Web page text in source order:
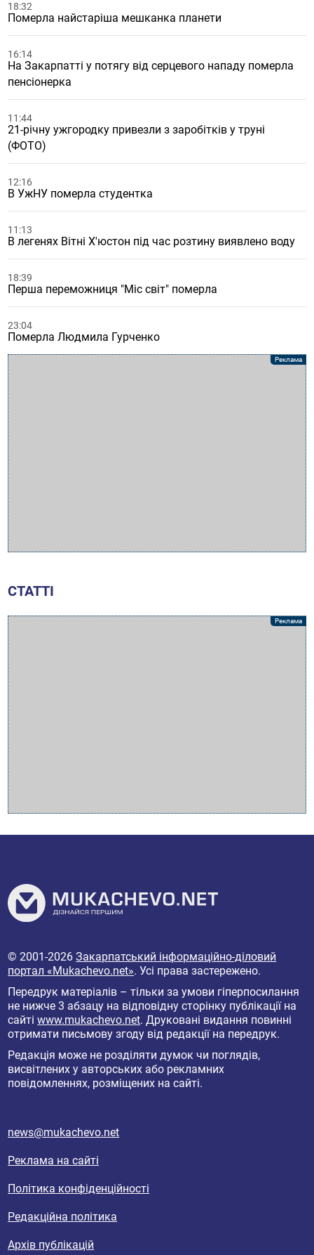
18:32
Померла найстаріша мешканка планети
16:14
На Закарпатті у потягу від серцевого нападу померла
пенсіонерка
11:44
21-річну ужгородку привезли з заробітків у труні
(ФОТО)
12:16
В УжНУ померла студентка
11:13
В легенях Вітні Х'юстон під час розтину виявлено воду
18:39
Перша переможниця "Міс світ" померла
23:04
Померла Людмила Гурченко
СТАТТІ
© 2001-2026Закарпатський інформаційно-діловий
портал «Mukachevo.net». Усі права застережено.
Передрук матеріалів – тільки за умови гіперпосилання
не нижче 3 абзацу на відповідну сторінку публікації на
сайтіwww.mukachevo.net. Друковані видання повинні
отримати письмову згоду від редакції на передрук.
Редакція може не розділяти думок чи поглядів,
висвітлених у авторських або рекламних
повідомленнях, розміщених на сайті.
news@mukachevo.net
Реклама на сайті
Політика конфіденційності
Редакційна політика
Архів публікацій